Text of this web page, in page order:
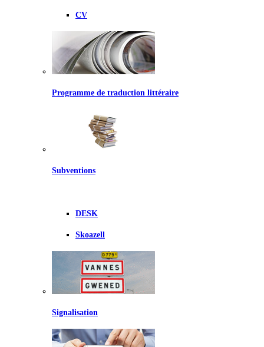
CV
Programme de traduction littéraire
Subventions
DESK
Skoazell
Signalisation